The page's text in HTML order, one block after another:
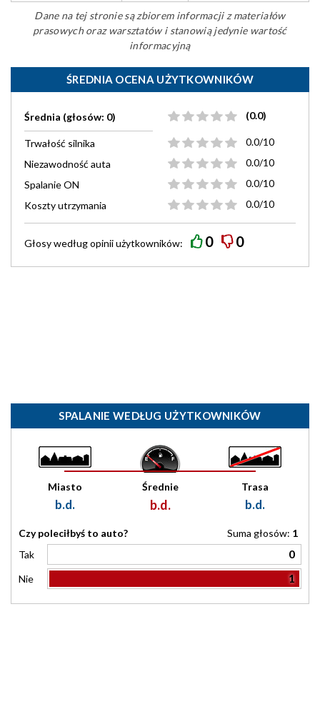
Dane na tej stronie są zbiorem informacji z materiałów
prasowych oraz warsztatów i stanowią jedynie wartość
informacyjną
ŚREDNIA OCENA UŻYTKOWNIKÓW
Średnia (głosów: 0) (0.0)
Trwałość silnika
0.0/10
Niezawodność auta
0.0/10
Spalanie ON
0.0/10
Koszty utrzymania
0.0/10
Głosy wedługopiniiużytkowników: 0 0
SPALANIE WEDŁUG UŻYTKOWNIKÓW
Miasto
b.d.
Średnie
b.d.
Trasa
b.d.
Czy poleciłbyś to auto? Suma głosów: 1
Tak
0
Nie 1